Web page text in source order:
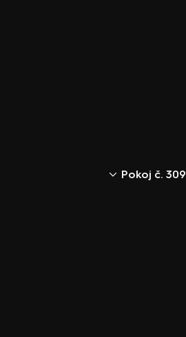
Pokoj č. 309